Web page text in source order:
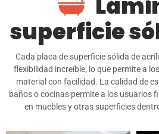
superficie
Cada placa de superficie sólida de
flexibilidad increíble, lo que permite a
material con facilidad. La calidad de
baños o cocinas permite a los usuarios
en muebles y otras superficies